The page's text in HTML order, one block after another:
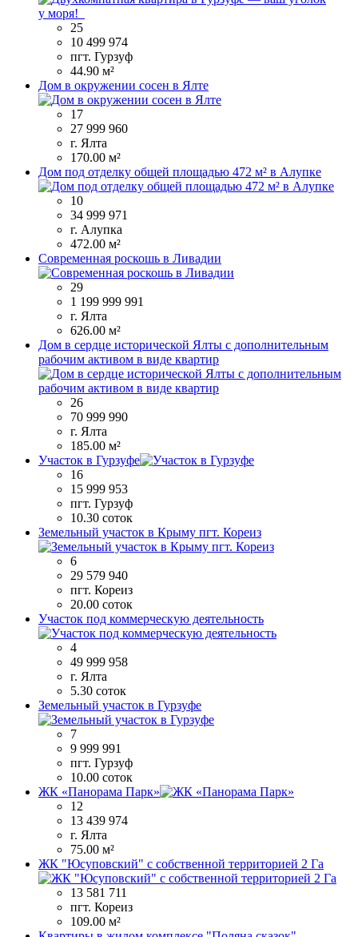
25
10 499 974
пгт. Гурзуф
44.90 м²
Дом в окружении сосен в Ялте
17
27 999 960
г. Ялта
170.00 м²
Дом под отделку общей площадью 472 м² в Алупке
10
34 999 971
г. Алупка
472.00 м²
Современная роскошь в Ливадии
29
1 199 999 991
г. Ялта
626.00 м²
Дом в сердце исторической Ялты с дополнительным
рабочим активом в виде квартир
26
70 999 990
г. Ялта
185.00 м²
Участок в Гурзуфе
16
15 999 953
пгт. Гурзуф
10.30 соток
Земельный участок в Крыму пгт. Кореиз
6
29 579 940
пгт. Кореиз
20.00 соток
Участок под коммерческую деятельность
4
49 999 958
г. Ялта
5.30 соток
Земельный участок в Гурзуфе
7
9 999 991
пгт. Гурзуф
10.00 соток
ЖК «Панорама Парк»
12
13 439 974
г. Ялта
75.00 м²
ЖК "Юсуповский" с собственной территорией 2 Га
13 581 711
пгт. Кореиз
109.00 м²